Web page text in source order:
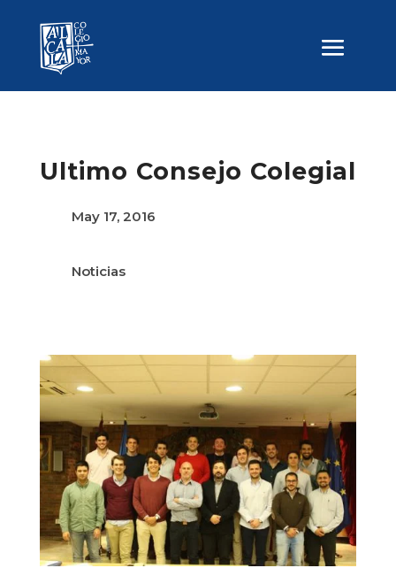
Ultimo Consejo Colegial
May 17, 2016
Noticias